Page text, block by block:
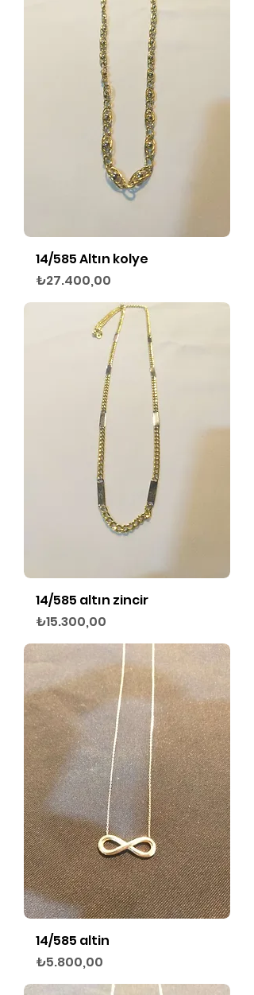
14/585 Altın kolye
Fiyat
₺27.400,00
14/585 altın zincir
Fiyat
₺15.300,00
14/585 altin
Fiyat
₺5.800,00